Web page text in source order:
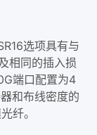
选项具有与
相同的插入损
端口配置为4
和布线密度的
纤。